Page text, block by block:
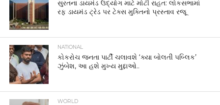
સુરતના ડાયમંડ ઉદ્યોગ માટે મોટી રાહત: લોકસભામાં
રફ ડાયમંડ ટ્રેડ પર ટેક્સ મુક્તિનો પ્રસ્તાવ રજૂ
NATIONAL
કોકરોચ જનતા પાર્ટી ચલાવશે ‘ક્યા બોલતી પબ્લિક’
ઝુંબેશ, આ હશે મુખ્ય મુદ્દાઓ..
WORLD